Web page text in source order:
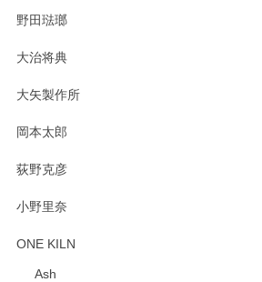
野田琺瑯
大治将典
大矢製作所
岡本太郎
荻野克彦
小野里奈
ONE KILN
Ash